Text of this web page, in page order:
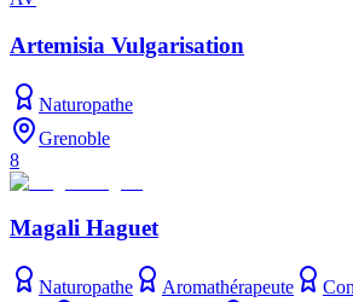
Artemisia Vulgarisation
Naturopathe
Grenoble
8
Magali Haguet
Naturopathe Aromathérapeute